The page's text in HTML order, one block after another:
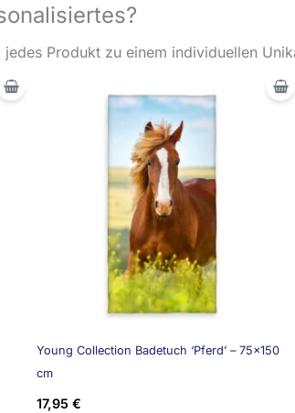
Produkt zu einem individuellen
Young Collection Badetuch ‘Pferd’ – 75×150
cm
17,95 €